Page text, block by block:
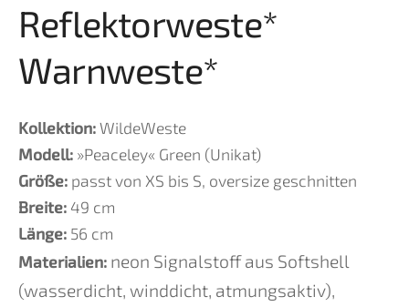
Reflektorweste*
Warnweste*
Kollektion:WildeWeste
Modell: »Peaceley« Green (Unikat)
Größe: passt von XS bis S, oversize geschnitten
Breite: 49 cm
Länge: 56 cm
Materialien: neon Signalstoff aus Softshell
(wasserdicht, winddicht, atmungsaktiv),